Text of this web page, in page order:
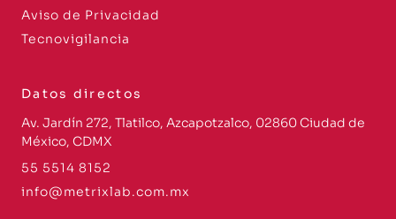
Aviso de Privacidad
Tecnovigilancia
Datos directos
Av. Jardín 272, Tlatilco, Azcapotzalco, 02860 Ciudad de
México, CDMX
55 5514 8152
info@metrixlab.com.mx